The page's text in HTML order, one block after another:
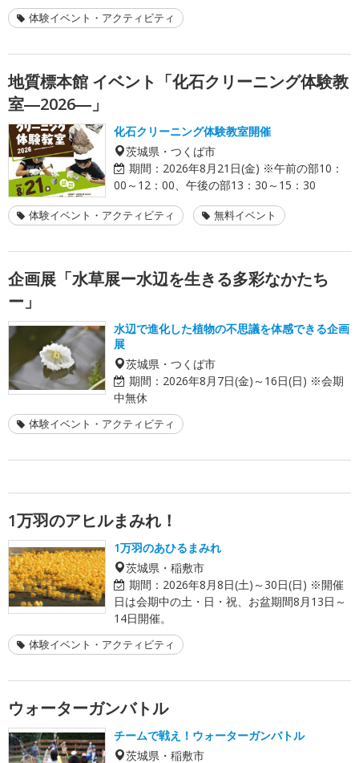
体験イベント・アクティビティ
地質標本館 イベント「化石クリーニング体験教
室―2026―」
化石クリーニング体験教室開催
茨城県・つくば市
期間： 2026年8月21日(金) ※午前の部10：
00～12：00、午後の部13：30～15：30
体験イベント・アクティビティ 無料イベント
企画展「水草展ー水辺を生きる多彩なかたち
ー」
水辺で進化した植物の不思議を体感できる企画
展
茨城県・つくば市
期間： 2026年8月7日(金)～16日(日) ※会期
中無休
体験イベント・アクティビティ
1万羽のアヒルまみれ！
1万羽のあひるまみれ
茨城県・稲敷市
期間： 2026年8月8日(土)～30日(日) ※開催
日は会期中の土・日・祝、お盆期間8月13日～
14日開催。
体験イベント・アクティビティ
ウォーターガンバトル
チームで戦え！ウォーターガンバトル
茨城県・稲敷市